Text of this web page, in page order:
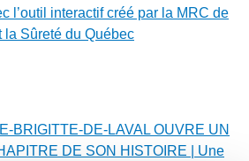
l’outil interactif créé par la MRC de
la Sûreté du Québec
BRIGITTE-DE-LAVAL OUVRE UN
DE SON HISTOIRE | Une